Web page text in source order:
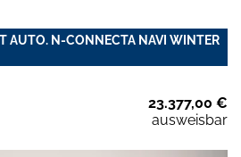
AUTO. N-CONNECTA NAVI WINTER
23.377,00 €
ausweisbar